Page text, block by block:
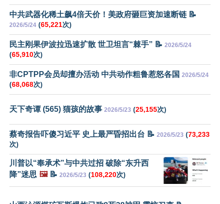
中共武器化稀土飙4倍天价！美政府砸巨资加速断链 📝
2026/5/24 (65,221次)
民主刚果伊波拉迅速扩散 世卫坦言“棘手” 📝 2026/5/24
(65,910次)
非CPTPP会员却擅办活动 中共动作粗鲁惹怒各国 2026/5/24
(68,068次)
天下奇谭 (565) 猫孩的故事 2026/5/23 (25,155次)
蔡奇报告吓傻习近平 史上最严昏招出台 📝 2026/5/23 (73,233
次)
川普以“奉承术”与中共过招 破除“东升西
降”迷思 🖼️📝 2026/5/23 (108,220次)